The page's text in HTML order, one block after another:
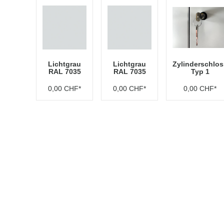
Lichtgrau
RAL 7035
0,00 CHF*
Lichtgrau
RAL 7035
0,00 CHF*
Typ 1
0,00 CHF*